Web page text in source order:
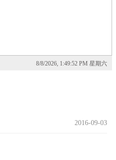
8/8/2026, 1:49:52 PM 星期六
2016-09-03